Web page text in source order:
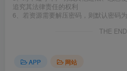
追究其法律责任的权利
6、若资源需要解压密码，则默认密码
THE END
APP
网站